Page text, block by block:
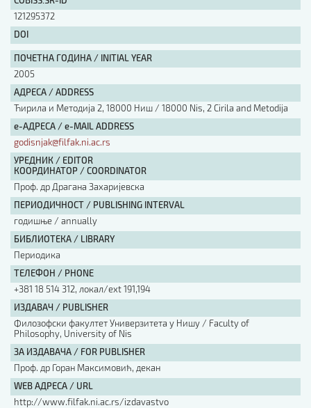
DOI
121295372
DOI
ПОЧЕТНА ГОДИНА / INITIAL YEAR
2005
АДРЕСА / ADDRESS
Ћирила и Методија 2, 18000 Ниш / 18000 Nis, 2 Cirila and Metodija
е-АДРЕСА / e-MAIL ADDRESS
godisnjak@filfak.ni.ac.rs
УРЕДНИК / EDITOR
КООРДИНАТОР / COORDINATOR
Проф. др Драгана Захаријевска
ПЕРИОДИЧНОСТ / PUBLISHING INTERVAL
годишње / annually
БИБЛИОТЕКА / LIBRARY
Периодика
ТЕЛЕФОН / PHONE
+381 18 514 312, локал/ext 191,194
ИЗДАВАЧ / PUBLISHER
Филозофски факултет Универзитета у Нишу / Faculty of
Philosophy, University of Nis
ЗА ИЗДАВАЧА / FOR PUBLISHER
Проф. др Горан Максимовић, декан
WEB АДРЕСА / URL
http://www.filfak.ni.ac.rs/izdavastvo